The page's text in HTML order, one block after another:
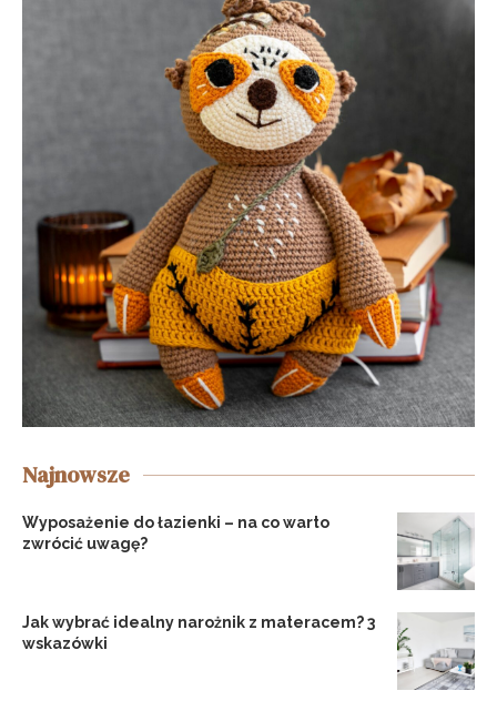
Najnowsze
Wyposażenie do łazienki – na co warto
zwrócić uwagę?
Jak wybrać idealny narożnik z materacem? 3
wskazówki